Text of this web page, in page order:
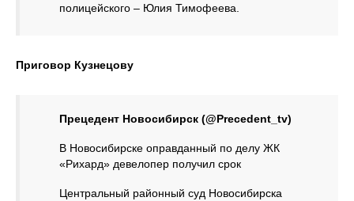
полицейского – Юлия Тимофеева.
Приговор Кузнецову
Прецедент Новосибирск (@Precedent_tv)
В Новосибирске оправданный по делу ЖК
«Рихард» девелопер получил срок
Центральный районный суд Новосибирска